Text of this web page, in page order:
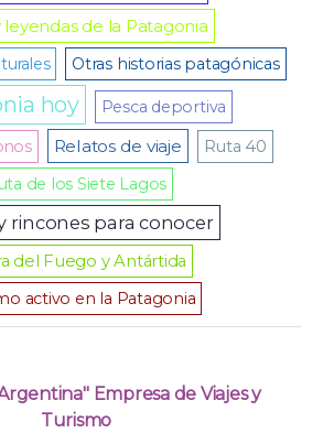
leyendas de la Patagonia
Otras historias patagónicas
hoy
Pesca deportiva
Relatos de viaje
Ruta 40
de los Siete Lagos
rincones para conocer
del Fuego y Antártida
activo en la Patagonia
Empresa de Viajes y
Turismo